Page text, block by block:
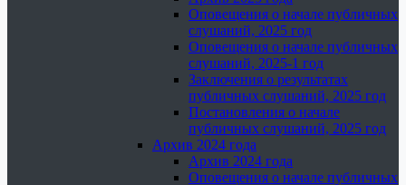
Оповещения о начале публичных
слушаний, 2025 год
Оповещения о начале публичных
слушаний, 2025-1 год
Заключения о результатах
публичных слушаний, 2025 год
Постановления о начале
публичных слушаний, 2025 год
Архив 2024 года
Архив 2024 года
Оповещения о начале публичных